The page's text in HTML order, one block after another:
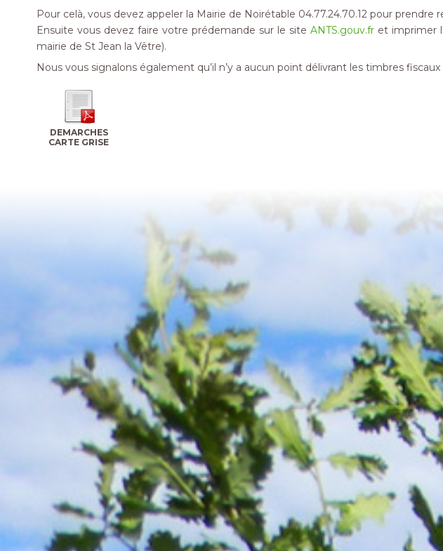
Pour celà, vous devez appeler la Mairie de Noirétable 04.77.24.70.12 pour prendre
Ensuite vous devez faire votre prédemande sur le siteANTS.gouv.fr et imprimer
mairie de St Jean la Vêtre).
Nous vous signalons également qu’il n’y a aucun point délivrant les timbres fiscaux
DEMARCHES
CARTE GRISE